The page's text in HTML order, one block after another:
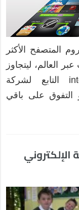
جوجل كروم المتصفح الأكثر
العالم، ليتجاوز
إنترنت اكسبلورر internet explorer التابع لشركة
على باقي